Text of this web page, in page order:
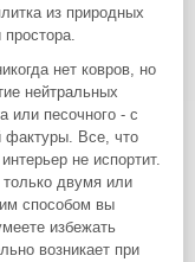
из природных
нет ковров, но
нейтральных
или песочного - с
фактуры. Все, что
не испортит.
двумя или
способом вы
избежать
возникает при